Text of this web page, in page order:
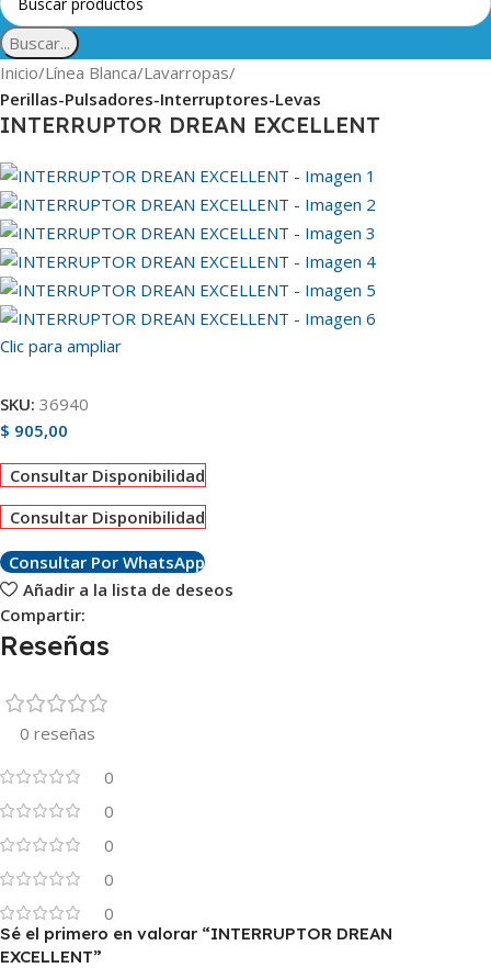
Buscar...
Inicio Línea Blanca Lavarropas
Perillas-Pulsadores-Interruptores-Levas
INTERRUPTOR DREAN EXCELLENT
Clic para ampliar
SKU: 36940
$ 905,00
Consultar Disponibilidad
Consultar Disponibilidad
Consultar Por WhatsApp
Añadir a la lista de deseos
Compartir:
Reseñas
0 reseñas
0
0
0
0
0
Sé el primero en valorar “INTERRUPTOR DREAN
EXCELLENT”